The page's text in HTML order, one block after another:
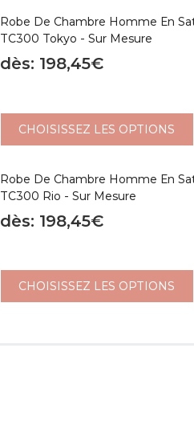
Robe De Chambre Homme En
TC300 Tokyo - Sur Mesure
dès: 198,45€
CHOISISSEZ LES OPTIONS
Robe De Chambre Homme En
TC300 Rio - Sur Mesure
dès: 198,45€
CHOISISSEZ LES OPTIONS